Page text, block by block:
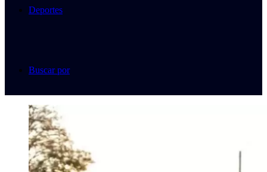
Deportes
Buscar por